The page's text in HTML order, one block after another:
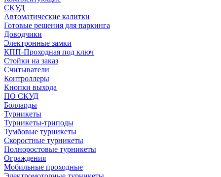
СКУД
Автоматические калитки
Готовые решения для паркинга
Доводчики
Электронные замки
КПП-Проходная под ключ
Стойки на заказ
Считыватели
Контроллеры
Кнопки выхода
ПО СКУД
Болларды
Турникеты
Турникеты-триподы
Тумбовые турникеты
Скоростные турникеты
Полноростовые турникеты
Ограждения
Мобильные проходные